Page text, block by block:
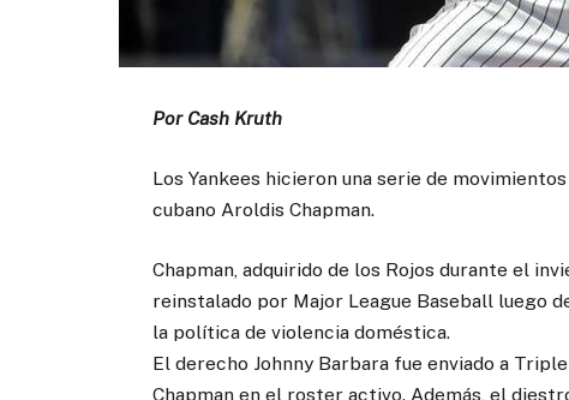
Por Cash Kruth
Los Yankees hicieron una serie de
cubano Aroldis Chapman.
Chapman, adquirido de los Rojos durante el
reinstalado por Major League Baseball luego
la política de violencia doméstica.
El derecho Johnny Barbara fue enviado a
Chapman en el roster activo. Además, el